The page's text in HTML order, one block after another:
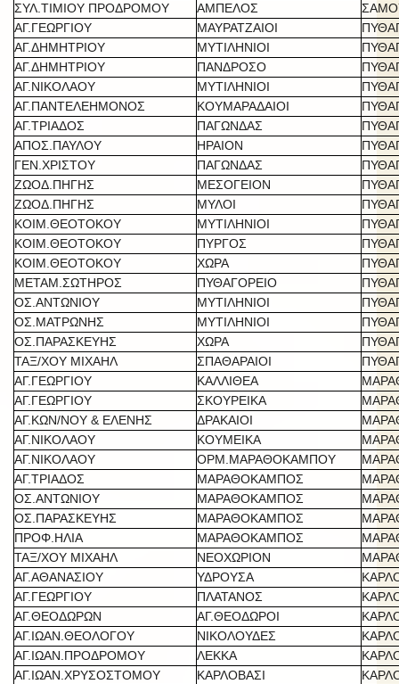
ΣΥΛ.ΤΙΜΙΟΥ ΠΡΟΔΡΟΜΟΥ
ΑΜΠΕΛΟΣ
ΑΓ.ΓΕΩΡΓΙΟΥ
ΜΑΥΡΑΤΖΑΙΟΙ
ΑΓ.ΔΗΜΗΤΡΙΟΥ
ΜΥΤΙΛΗΝΙΟΙ
ΑΓ.ΔΗΜΗΤΡΙΟΥ
ΠΑΝΔΡΟΣΟ
ΑΓ.ΝΙΚΟΛΑΟΥ
ΜΥΤΙΛΗΝΙΟΙ
ΑΓ.ΠΑΝΤΕΛΕΗΜΟΝΟΣ
ΚΟΥΜΑΡΑΔΑΙΟΙ
ΑΓ.ΤΡΙΑΔΟΣ
ΠΑΓΩΝΔΑΣ
ΑΠΟΣ.ΠΑΥΛΟΥ
ΗΡΑΙΟΝ
ΓΕΝ.ΧΡΙΣΤΟΥ
ΠΑΓΩΝΔΑΣ
ΖΩΟΔ.ΠΗΓΗΣ
ΜΕΣΟΓΕΙΟΝ
ΖΩΟΔ.ΠΗΓΗΣ
ΜΥΛΟΙ
ΚΟΙΜ.ΘΕΟΤΟΚΟΥ
ΜΥΤΙΛΗΝΙΟΙ
ΚΟΙΜ.ΘΕΟΤΟΚΟΥ
ΠΥΡΓΟΣ
ΚΟΙΜ.ΘΕΟΤΟΚΟΥ
ΧΩΡΑ
ΜΕΤΑΜ.ΣΩΤΗΡΟΣ
ΠΥΘΑΓΟΡΕΙΟ
ΟΣ.ΑΝΤΩΝΙΟΥ
ΜΥΤΙΛΗΝΙΟΙ
ΟΣ.ΜΑΤΡΩΝΗΣ
ΜΥΤΙΛΗΝΙΟΙ
ΟΣ.ΠΑΡΑΣΚΕΥΗΣ
ΧΩΡΑ
ΤΑΞ/ΧΟΥ ΜΙΧΑΗΛ
ΣΠΑΘΑΡΑΙΟΙ
ΑΓ.ΓΕΩΡΓΙΟΥ
ΚΑΛΛΙΘΕΑ
ΑΓ.ΓΕΩΡΓΙΟΥ
ΣΚΟΥΡΕΙΚΑ
ΑΓ.ΚΩΝ/ΝΟΥ & ΕΛΕΝΗΣ
ΔΡΑΚΑΙΟΙ
ΑΓ.ΝΙΚΟΛΑΟΥ
ΚΟΥΜΕΙΚΑ
ΑΓ.ΝΙΚΟΛΑΟΥ
ΟΡΜ.ΜΑΡΑΘΟΚΑΜΠΟΥ
ΑΓ.ΤΡΙΑΔΟΣ
ΜΑΡΑΘΟΚΑΜΠΟΣ
ΟΣ.ΑΝΤΩΝΙΟΥ
ΜΑΡΑΘΟΚΑΜΠΟΣ
ΟΣ.ΠΑΡΑΣΚΕΥΗΣ
ΜΑΡΑΘΟΚΑΜΠΟΣ
ΠΡΟΦ.ΗΛΙΑ
ΜΑΡΑΘΟΚΑΜΠΟΣ
ΤΑΞ/ΧΟΥ ΜΙΧΑΗΛ
ΝΕΟΧΩΡΙΟΝ
ΑΓ.ΑΘΑΝΑΣΙΟΥ
ΥΔΡΟΥΣΑ
ΑΓ.ΓΕΩΡΓΙΟΥ
ΠΛΑΤΑΝΟΣ
ΑΓ.ΘΕΟΔΩΡΩΝ
ΑΓ.ΘΕΟΔΩΡΟΙ
ΑΓ.ΙΩΑΝ.ΘΕΟΛΟΓΟΥ
ΝΙΚΟΛΟΥΔΕΣ
ΑΓ.ΙΩΑΝ.ΠΡΟΔΡΟΜΟΥ
ΛΕΚΚΑ
ΑΓ.ΙΩΑΝ.ΧΡΥΣΟΣΤΟΜΟΥ
ΚΑΡΛΟΒΑΣΙ